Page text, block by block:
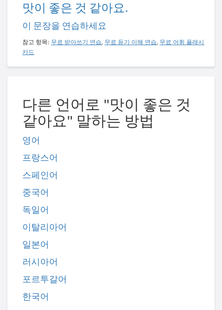
맛이 좋은 것 같아요.
이 문장을 연습하세요
참고 항목: 무료 받아쓰기 연습, 무료 듣기 이해 연습, 무료 어휘 플래시
카드
다른 언어로 "맛이 좋은 것
같아요" 말하는 방법
영어
프랑스어
스페인어
중국어
독일어
이탈리아어
일본어
러시아어
포르투갈어
한국어